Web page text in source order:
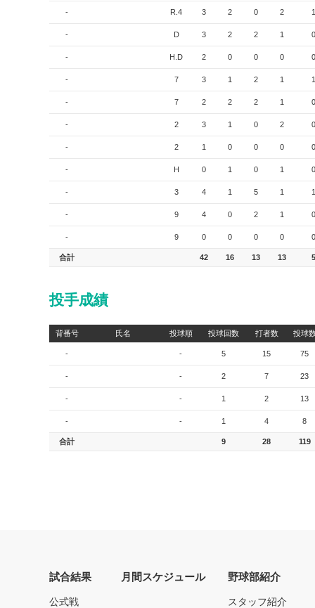
- R.4 3 2 0 2 1
- D 3 2 2 1 0
- H.D 2 0 0 0 0
- 7 3 1 2 1 1
- 7 2 2 2 1 0
- 2 3 1 0 2 0
- 2 1 0 0 0 0
- H 0 1 0 1 0
- 3 4 1 5 1 1
- 9 4 0 2 1 0
- 9 0 0 0 0 0
合計 42 16 13 13 5
投手成績
背番号 氏名 投球順 投球回数 打者数 投球
- - 5 15 75
- - 2 7 23
- - 1 2 13
- - 1 4 8
合計 9 28 119
試合結果
公式戦
月間スケジュール 野球部紹介
スタッフ紹介